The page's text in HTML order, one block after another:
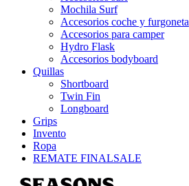
Mochila Surf
Accesorios coche y furgoneta
Accesorios para camper
Hydro Flask
Accesorios bodyboard
Quillas
Shortboard
Twin Fin
Longboard
Grips
Invento
Ropa
REMATE FINALSALE